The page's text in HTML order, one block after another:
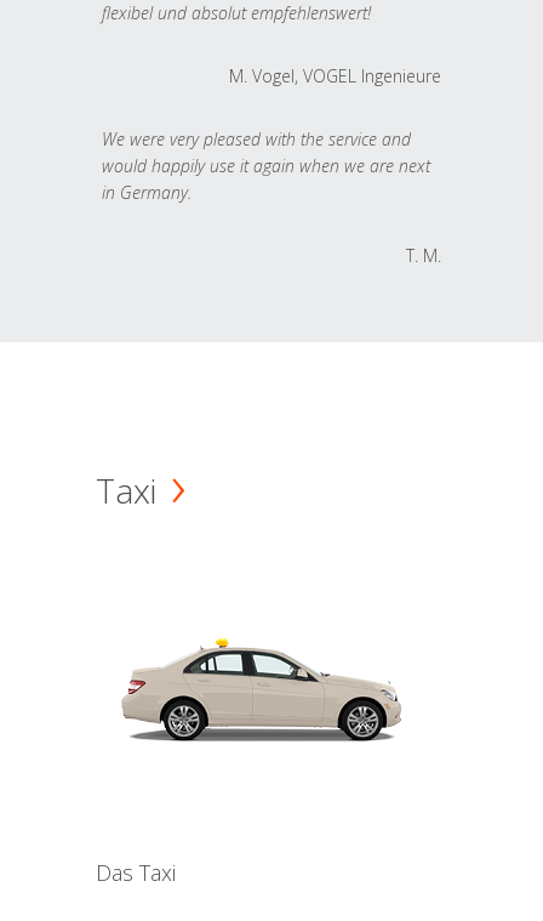
flexibel und absolut empfehlenswert!
M. Vogel, VOGEL Ingenieure
We were very pleased with the service and
would happily use it again when we are next
in Germany.
T. M.
Taxi
Das Taxi